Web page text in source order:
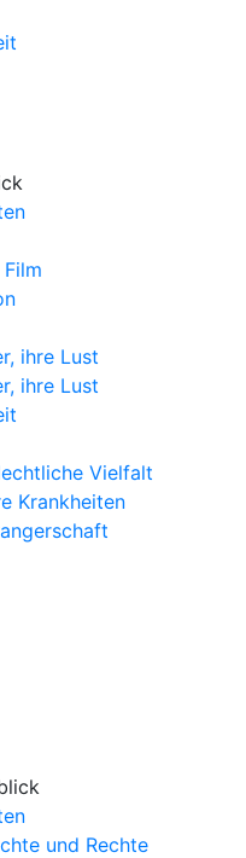
ihre Lust
ihre Lust
Vielfalt
Krankheiten
und Rechte